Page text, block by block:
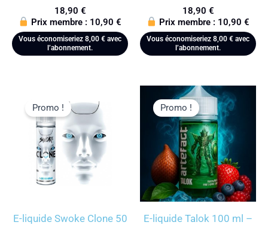
18,90 €
Prix membre : 10,90€
Vous économiseriez 8,00 € avec
l’abonnement.
18,90 €
Prix membre : 10,90€
Vous économiseriez 8,00 € avec
l’abonnement.
Promo !
E-liquide Swoke Clone 50
Promo !
E-liquide Talok 100 ml –